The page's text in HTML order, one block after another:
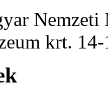
Nemzeti
krt.